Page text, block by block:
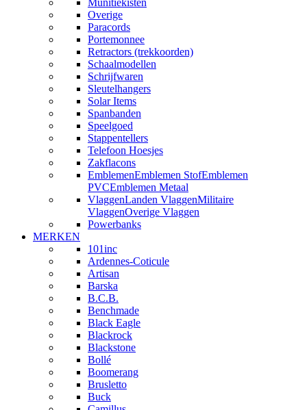
Munitiekisten
Overige
Paracords
Portemonnee
Retractors (trekkoorden)
Schaalmodellen
Schrijfwaren
Sleutelhangers
Solar Items
Spanbanden
Speelgoed
Stappentellers
Telefoon Hoesjes
Zakflacons
EmblemenEmblemen StofEmblemen
PVCEmblemen Metaal
VlaggenLanden VlaggenMilitaire
VlaggenOverige Vlaggen
Powerbanks
MERKEN
101inc
Ardennes-Coticule
Artisan
Barska
B.C.B.
Benchmade
Black Eagle
Blackrock
Blackstone
Bollé
Boomerang
Brusletto
Buck